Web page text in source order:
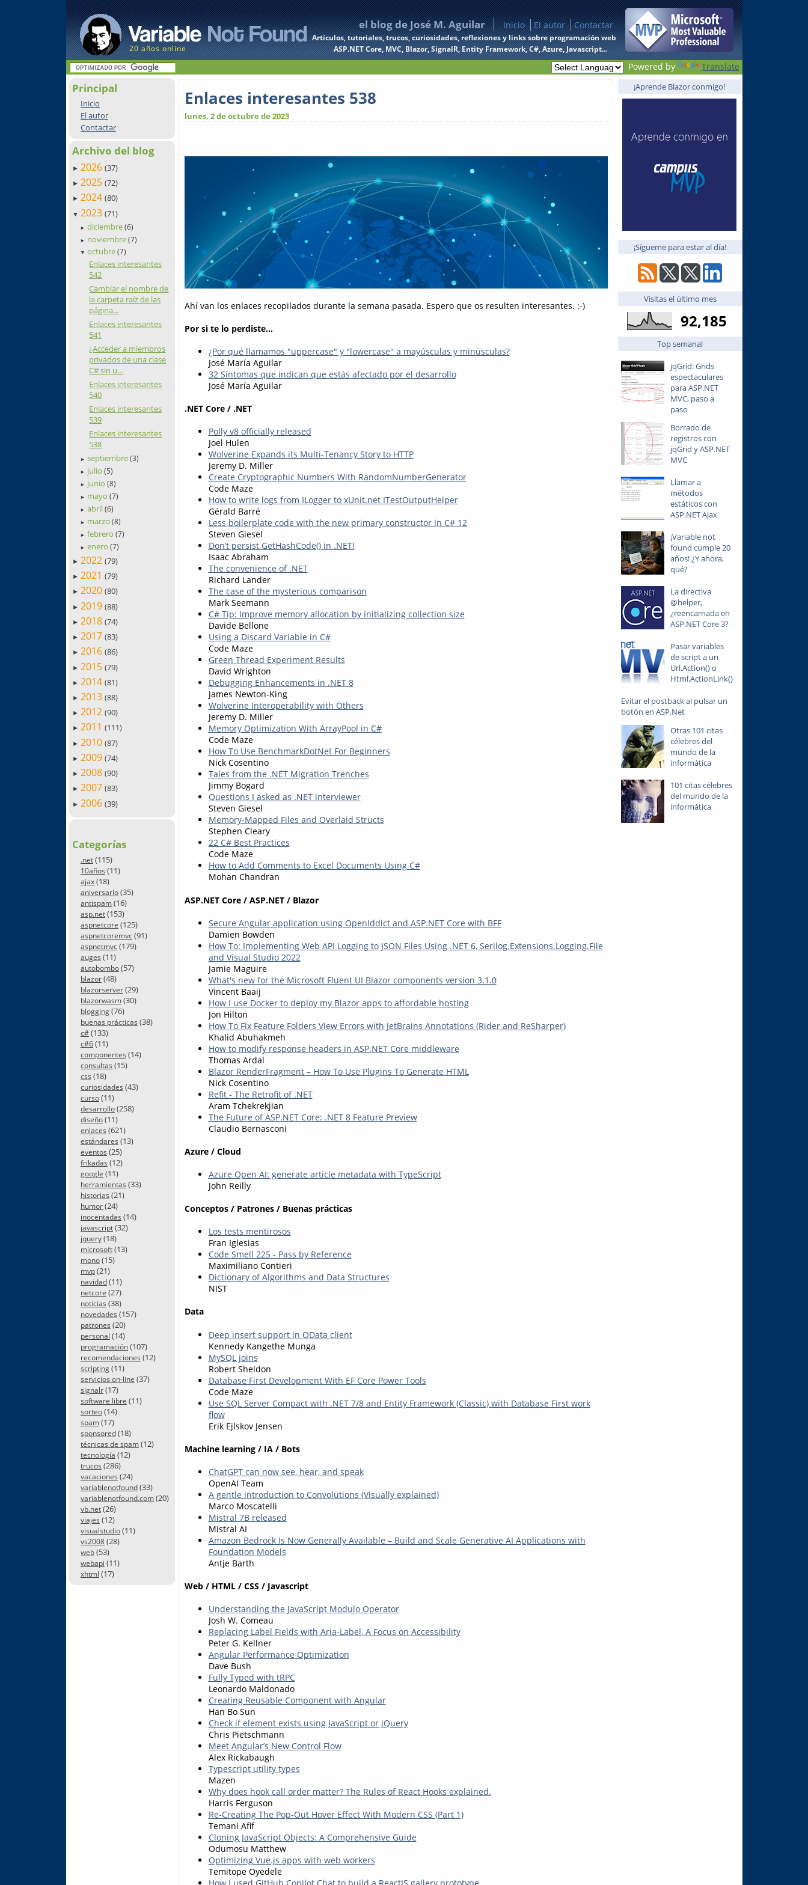
20 años online
el blog de José M. Aguilar Inicio El autor Contactar
Artículos, tutoriales, trucos, curiosidades, reflexiones y links sobre programación web
ASP.NET Core, MVC, Blazor, SignalR, Entity Framework, C#, Azure, Javascript...
Powered by Translate
Principal
Inicio
El autor
Contactar
Archivo del blog
► 2026 (37)
► 2025 (72)
► 2024 (80)
▼ 2023 (71)
► diciembre(6)
► noviembre(7)
▼ octubre(7)
Enlaces interesantes
542
Cambiar el nombre de
la carpeta raíz de las
página...
Enlaces interesantes
541
¿Acceder a miembros
privados de una clase
C# sin u...
Enlaces interesantes
540
Enlaces interesantes
539
Enlaces interesantes
538
► septiembre(3)
► julio(5)
► junio(8)
► mayo(7)
► abril(6)
► marzo(8)
► febrero(7)
► enero(7)
► 2022 (79)
► 2021 (79)
► 2020 (80)
► 2019 (88)
► 2018 (74)
► 2017 (83)
► 2016 (86)
► 2015 (79)
► 2014 (81)
► 2013 (88)
► 2012 (90)
► 2011 (111)
► 2010 (87)
► 2009 (74)
► 2008 (90)
► 2007 (83)
► 2006 (39)
Categorías
.net(115)
10años (11)
ajax(18)
aniversario(35)
antispam(16)
asp.net(153)
aspnetcore (125)
aspnetcoremvc(91)
aspnetmvc(179)
auges (11)
autobombo(57)
blazor(48)
blazorserver(29)
blazorwasm(30)
blogging(76)
buenas prácticas (38)
c#(133)
c#6(11)
componentes (14)
consultas (15)
css (18)
curiosidades (43)
curso(11)
desarrollo(258)
diseño(11)
enlaces (621)
estándares (13)
eventos (25)
frikadas (12)
google (11)
herramientas (33)
historias (21)
humor(24)
inocentadas (14)
javascript(32)
jquery(18)
microsoft(13)
mono(15)
mvp(21)
navidad(11)
netcore (27)
noticias (38)
novedades (157)
patrones (20)
personal (14)
programación(107)
recomendaciones (12)
scripting(11)
servicios on-line (37)
signalr(17)
software libre (11)
sorteo(14)
spam(17)
sponsored(18)
técnicas de spam(12)
tecnología (12)
trucos (286)
vacaciones (24)
variablenotfound(33)
variablenotfound.com(20)
vb.net(26)
viajes (12)
visualstudio(11)
vs2008(28)
web(53)
webapi (11)
xhtml (17)
Enlaces interesantes 538
lunes, 2 de octubre de 2023
Ahí van los enlaces recopilados durante la semana pasada. Espero que os resulten interesantes. :-)
Por si te lo perdiste...
¿Por qué llamamos "uppercase" y "lowercase" a mayúsculas y minúsculas?
José María Aguilar
32 Síntomas que indican que estás afectado por el desarrollo
José María Aguilar
.NET Core / .NET
Polly v8 officially released
Joel Hulen
Wolverine Expands its Multi-Tenancy Story to HTTP
Jeremy D. Miller
Create Cryptographic Numbers With RandomNumberGenerator
Code Maze
How to write logs from ILogger to xUnit.net ITestOutputHelper
Gérald Barré
Less boilerplate code with the new primary constructor in C# 12
Steven Giesel
Don’t persist GetHashCode() in .NET!
Isaac Abraham
The convenience of .NET
Richard Lander
The case of the mysterious comparison
Mark Seemann
C# Tip: Improve memory allocation by initializing collection size
Davide Bellone
Using a Discard Variable in C#
Code Maze
Green Thread Experiment Results
David Wrighton
Debugging Enhancements in .NET 8
James Newton-King
Wolverine Interoperability with Others
Jeremy D. Miller
Memory Optimization With ArrayPool in C#
Code Maze
How To Use BenchmarkDotNet For Beginners
Nick Cosentino
Tales from the .NET Migration Trenches
Jimmy Bogard
Questions I asked as .NET interviewer
Steven Giesel
Memory-Mapped Files and Overlaid Structs
Stephen Cleary
22 C# Best Practices
Code Maze
How to Add Comments to Excel Documents Using C#
Mohan Chandran
ASP.NET Core / ASP.NET / Blazor
Secure Angular application using OpenIddict and ASP.NET Core with BFF
Damien Bowden
How To: Implementing Web API Logging to JSON Files Using .NET 6, Serilog.Extensions.Logging.File
and Visual Studio 2022
Jamie Maguire
What's new for the Microsoft Fluent UI Blazor components version 3.1.0
Vincent Baaij
How I use Docker to deploy my Blazor apps to affordable hosting
Jon Hilton
How To Fix Feature Folders View Errors with JetBrains Annotations (Rider and ReSharper)
Khalid Abuhakmeh
How to modify response headers in ASP.NET Core middleware
Thomas Ardal
Blazor RenderFragment – How To Use Plugins To Generate HTML
Nick Cosentino
Refit - The Retrofit of .NET
Aram Tchekrekjian
The Future of ASP.NET Core: .NET 8 Feature Preview
Claudio Bernasconi
Azure / Cloud
Azure Open AI: generate article metadata with TypeScript
John Reilly
Conceptos / Patrones / Buenas prácticas
Los tests mentirosos
Fran Iglesias
Code Smell 225 - Pass by Reference
Maximiliano Contieri
Dictionary of Algorithms and Data Structures
NIST
Data
Deep insert support in OData client
Kennedy Kangethe Munga
MySQL joins
Robert Sheldon
Database First Development With EF Core Power Tools
Code Maze
Use SQL Server Compact with .NET 7/8 and Entity Framework (Classic) with Database First work
flow
Erik Ejlskov Jensen
Machine learning / IA / Bots
ChatGPT can now see, hear, and speak
OpenAI Team
A gentle introduction to Convolutions (Visually explained)
Marco Moscatelli
Mistral 7B released
Mistral AI
Amazon Bedrock Is Now Generally Available – Build and Scale Generative AI Applications with
Foundation Models
Antje Barth
Web / HTML / CSS / Javascript
Understanding the JavaScript Modulo Operator
Josh W. Comeau
Replacing Label Fields with Aria-Label, A Focus on Accessibility
Peter G. Kellner
Angular Performance Optimization
Dave Bush
Fully Typed with tRPC
Leonardo Maldonado
Creating Reusable Component with Angular
Han Bo Sun
Check if element exists using JavaScript or jQuery
Chris Pietschmann
Meet Angular’s New Control Flow
Alex Rickabaugh
Typescript utility types
Mazen
Why does hook call order matter? The Rules of React Hooks explained.
Harris Ferguson
Re-Creating The Pop-Out Hover Effect With Modern CSS (Part 1)
Temani Afif
Cloning JavaScript Objects: A Comprehensive Guide
Odumosu Matthew
Optimizing Vue.js apps with web workers
Temitope Oyedele
¡Aprende Blazor conmigo!
¡Sígueme para estar al día!
Visitas el último mes
92,185
Top semanal
jqGrid: Grids
espectaculares
para ASP.NET
MVC, paso a
paso
Borrado de
registros con
jqGrid y ASP.NET
MVC
Llamar a
métodos
estáticos con
ASP.NET Ajax
¡Variable not
found cumple 20
años! ¿Y ahora,
qué?
La directiva
@helper,
¿reencarnada en
ASP.NET Core 3?
Pasar variables
de script a un
Url.Action() o
Html.ActionLink()
Evitar el postback al pulsar un
botón en ASP.Net
Otras 101 citas
célebres del
mundo de la
informática
101 citas célebres
del mundo de la
informática